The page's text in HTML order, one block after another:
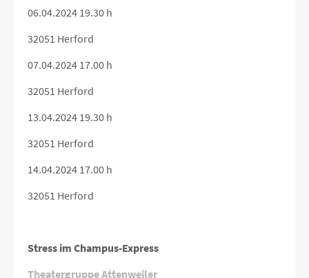
06.04.2024 19.30 h
32051 Herford
07.04.2024 17.00 h
32051 Herford
13.04.2024 19.30 h
32051 Herford
14.04.2024 17.00 h
32051 Herford
Stress im Champus-Express
Theatergruppe Attenweiler